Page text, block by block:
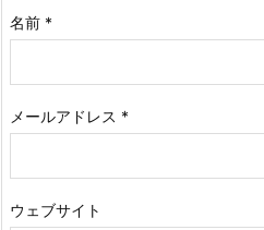
名前 *
メールアドレス *
ウェブサイト